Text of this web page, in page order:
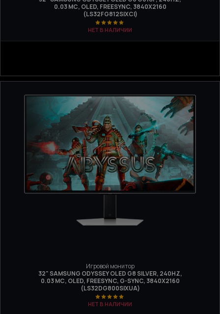
0.03 МС, OLED, FREESYNC, 3840Х2160
(LS32FG812SIXCI)
НЕТ В НАЛИЧИИ
Игровой монитор
32" SAMSUNG ODYSSEY OLED G8 SILVER, 240HZ,
0.03 МС, OLED, FREESYNC, G-SYNC, 3840Х2160
(LS32DG800SIXUA)
НЕТ В НАЛИЧИИ